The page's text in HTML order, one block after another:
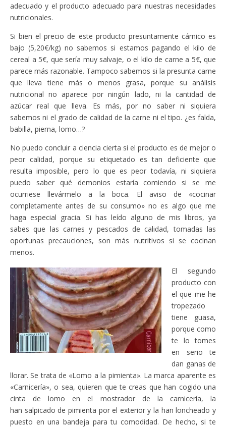
adecuado y el producto adecuado para nuestras necesidades
nutricionales.
Si bien el precio de este producto presuntamente cárnico es
bajo (5,20€/kg) no sabemos si estamos pagando el kilo de
cereal a 5€, que sería muy salvaje, o el kilo de carne a 5€, que
parece más razonable. Tampoco sabemos si la presunta carne
que lleva tiene más o menos grasa, porque su análisis
nutricional no aparece por ningún lado, ni la cantidad de
azúcar real que lleva. Es más, por no saber ni siquiera
sabemos ni el grado de calidad de la carne ni el tipo. ¿es falda,
babilla, pierna, lomo…?
No puedo concluir a ciencia cierta si el producto es de mejor o
peor calidad, porque su etiquetado es tan deficiente que
resulta imposible, pero lo que es peor todavía, ni siquiera
puedo saber qué demonios estaría comiendo si se me
ocurriese llevármelo a la boca. El aviso de «cocinar
completamente antes de su consumo» no es algo que me
haga especial gracia. Si has leído alguno de mis libros, ya
sabes que las carnes y pescados de calidad, tomadas las
oportunas precauciones, son más nutritivos si se cocinan
menos.
El segundo
producto con
el que me he
tropezado
tiene guasa,
porque como
te lo tomes
en serio te
dan ganas de
llorar. Se trata de «Lomo a la pimienta». La marca aparente es
«Carnicería», o sea, quieren que te creas que han cogido una
cinta de lomo en el mostrador de la carnicería, la
han salpicado de pimienta por el exterior y la han loncheado y
puesto en una bandeja para tu comodidad. De hecho, si te